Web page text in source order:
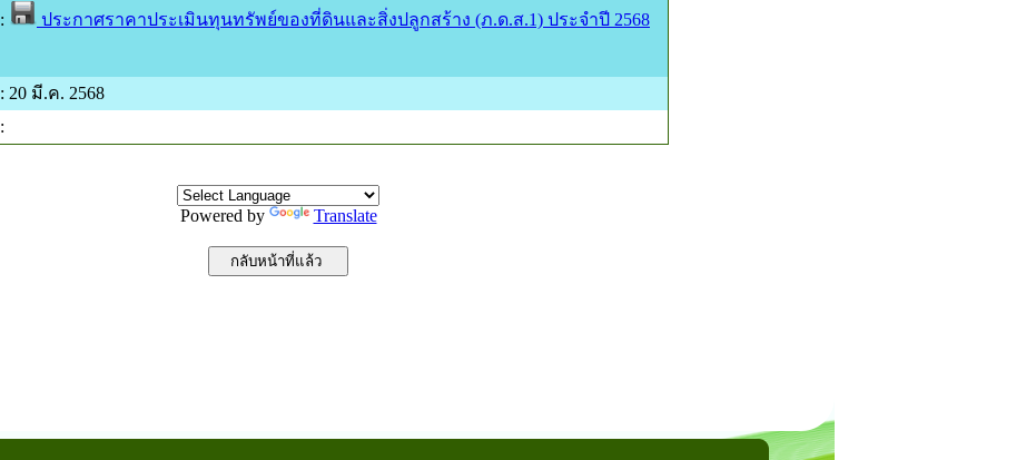
: ประกาศราคาประเมินทุนทรัพย์ของที่ดินและสิ่งปลูกสร้าง (ภ.ด.ส.1) ประจำปี 2568
: 20 มี.ค. 2568
:
Powered by Translate